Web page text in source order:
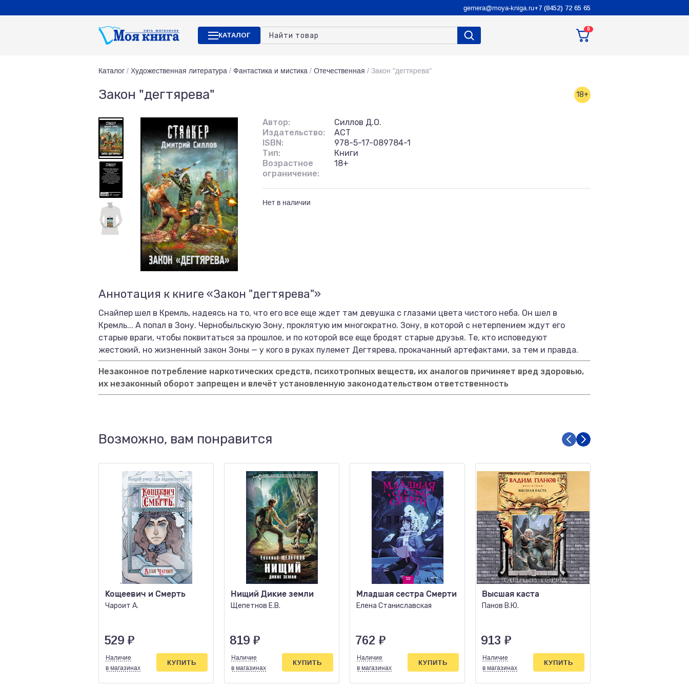
gemera@moya-kniga.ru+7 (8452) 72 65 65
КАТАЛОГ
0
Каталог / Художественная литература / Фантастика и мистика / Отечественная / Закон "дегтярева"
Закон "дегтярева" 18+
Автор:
Силлов Д.О.
Издательство:
АСТ
ISBN:
978-5-17-089784-1
Тип:
Книги
Возрастное
ограничение:
18+
Нет в наличии
Аннотация к книге «Закон "дегтярева"»
Снайпер шел в Кремль, надеясь на то, что его все еще ждет там девушка с глазами цвета чистого неба. Он шел в
Кремль... А попал в Зону. Чернобыльскую Зону, проклятую им многократно. Зону, в которой с нетерпением ждут его
старые враги, чтобы поквитаться за прошлое, и по которой все еще бродят старые друзья. Те, кто исповедуют
жестокий, но жизненный закон Зоны — у кого в руках пулемет Дегтярева, прокачанный артефактами, за тем и правда.
Незаконное потребление наркотических средств, психотропных веществ, их аналогов причиняет вред здоровью,
их незаконный оборот запрещен и влечёт установленную законодательством ответственность
Возможно, вам понравится
Кощеевич и Смерть
Чароит А.
529 ₽
Наличие
в магазинах
КУПИТЬ
Нищий Дикие земли
Щепетнов Е.В.
819 ₽
Наличие
в магазинах
КУПИТЬ
Младшая сестра Смерти
Елена Станиславская
762 ₽
Наличие
в магазинах
КУПИТЬ
Высшая каста
Панов В.Ю.
913 ₽
Наличие
в магазинах
КУПИТЬ